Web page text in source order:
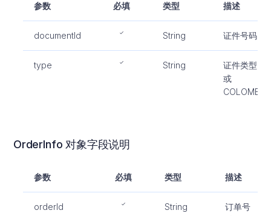
参数 必填 类型 描述
documentId String 证件号码
type String
证件类型，
或
OrderInfo 对象字段说明
参数 必填 类型 描述
orderId String
订单号